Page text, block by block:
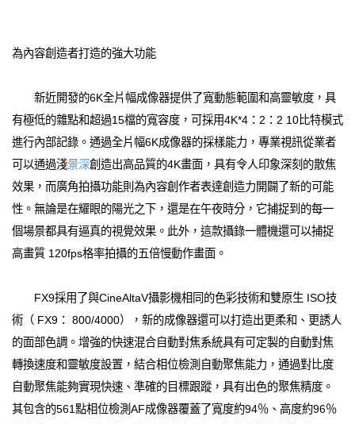
為內容創造者打造的強大功能
新近開發的6K全片幅成像器提供了寬動態範圍和高靈敏度，具
有極低的雜點和超過15檔的寬容度，可採用4K*4：2：2 10比特模式
進行內部記錄。通過全片幅6K成像器的採樣能力，專業視訊從業者
可以通過淺景深創造出高品質的4K畫面，具有令人印象深刻的散焦
效果，而廣角拍攝功能則為內容創作者表達創造力開闢了新的可能
性。無論是在耀眼的陽光之下，還是在午夜時分，它捕捉到的每一
個場景都具有逼真的視覺效果。此外，這款攝錄一體機還可以捕捉
高畫質 120fps格率拍攝的五倍慢動作畫面。
FX9採用了與CineAltaV攝影機相同的色彩技術和雙原生 ISO技
術（ FX9： 800/4000），新的成像器還可以打造出更柔和、更誘人
的面部色調。增強的快速混合自動對焦系統具有可定製的自動對焦
轉換速度和靈敏度設置，結合相位檢測自動聚焦能力，通過對比度
自動聚焦能夠實現快速、準確的目標跟蹤，具有出色的聚焦精度。
其包含的561點相位檢測AF成像器覆蓋了寬度約94％、高度約96％